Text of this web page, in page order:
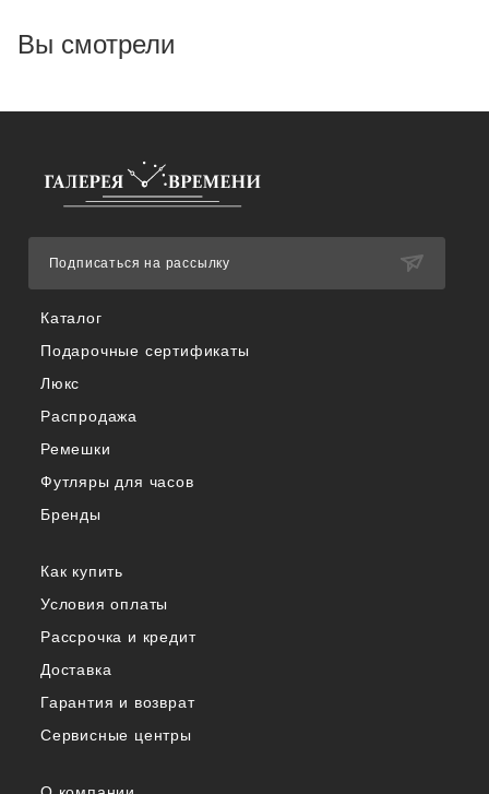
Вы смотрели
Каталог
Подарочные сертификаты
Люкс
Распродажа
Ремешки
Футляры для часов
Бренды
Как купить
Условия оплаты
Рассрочка и кредит
Доставка
Гарантия и возврат
Сервисные центры
Подписаться на рассылку